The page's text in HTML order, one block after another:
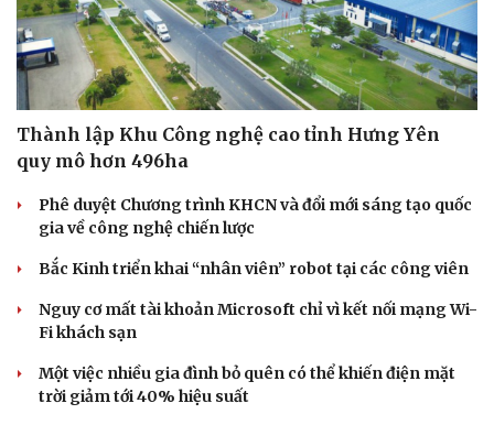
Thành lập Khu Công nghệ cao tỉnh Hưng Yên
quy mô hơn 496ha
Phê duyệt Chương trình KHCN và đổi mới sáng tạo quốc
gia về công nghệ chiến lược
Bắc Kinh triển khai “nhân viên” robot tại các công viên
Nguy cơ mất tài khoản Microsoft chỉ vì kết nối mạng Wi-
Fi khách sạn
Một việc nhiều gia đình bỏ quên có thể khiến điện mặt
trời giảm tới 40% hiệu suất